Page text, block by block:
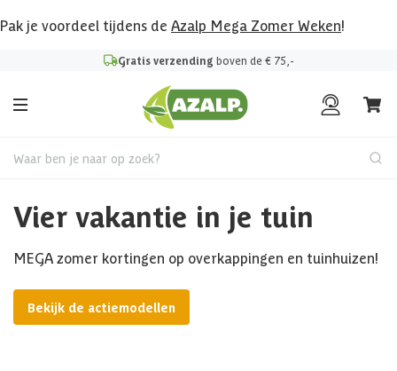
Pak je voordeel tijdens de Azalp Mega Zomer Weken!
Gratis verzending boven de € 75,-
Waar ben je naar op zoek?
Vier vakantie in je tuin
MEGA zomer kortingen op overkappingen en tuinhuizen!
Bekijk de actiemodellen